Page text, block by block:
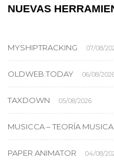
NUEVAS
MYSHIPTRACKING 07/08/
OLDWEB.TODAY 06/08/
TAXDOWN 05/08/2026
MUSICCA – TEORÍA
PAPER ANIMATOR 04/08/